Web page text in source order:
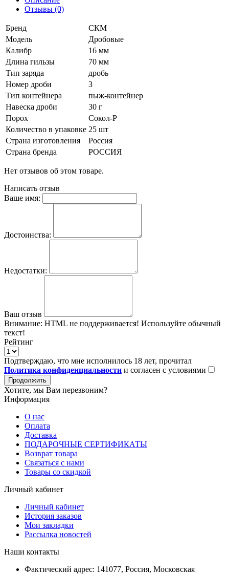
Отзывы (0)
Бренд
СКМ
Модель
Дробовые
Калибр
16 мм
Длина гильзы
70 мм
Тип заряда
дробь
Номер дроби
3
Тип контейнера
пыж-контейнер
Навеска дроби
30 г
Порох
Сокол-Р
Количество в упаковке 25 шт
Страна изготовления
Россия
Страна бренда
РОССИЯ
Нет отзывов об этом товаре.
Написать отзыв
Ваше имя:
Достоинства:
Недостатки:
Ваш отзыв
Внимание: HTML не поддерживается! Используйте обычный
текст!
Рейтинг
Подтверждаю, что мне исполнилось 18 лет, прочитал
Политика конфиденциальности и согласен с условиями
Продолжить
Хотите, мы Вам перезвоним?
Информация
О нас
Оплата
Доставка
ПОДАРОЧНЫЕ СЕРТИФИКАТЫ
Возврат товара
Связаться с нами
Товары со скидкой
Личный кабинет
Личный кабинет
История заказов
Мои закладки
Рассылка новостей
Наши контакты
Фактический адрес: 141077, Россия, Московская